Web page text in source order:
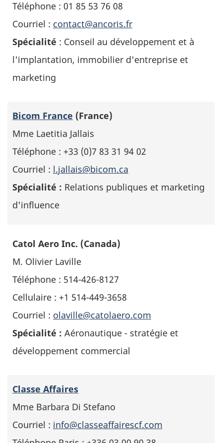
Téléphone : 01 85 53 76 08
Courriel : contact@ancoris.fr
Spécialité : Conseil au développement et à
l'implantation, immobilier d'entreprise et
marketing
Bicom France (France)
Mme Laetitia Jallais
Téléphone : +33 (0)7 83 31 94 02
Courriel : l.jallais@bicom.ca
Spécialité : Relations publiques et marketing
d'influence
Catol Aero Inc. (Canada)
M. Olivier Laville
Téléphone : 514-426-8127
Cellulaire : +1 514-449-3658
Courriel : olaville@catolaero.com
Spécialité : Aéronautique - stratégie et
développement commercial
Classe Affaires
Mme Barbara Di Stefano
Courriel : info@classeaffairescf.com